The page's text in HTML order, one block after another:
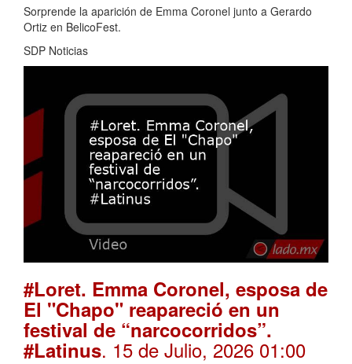
Sorprende la aparición de Emma Coronel junto a Gerardo
Ortiz en BelicoFest.
SDP Noticias
#Loret. Emma Coronel, esposa de
El "Chapo" reapareció en un
festival de “narcocorridos”.
#Latinus. 15 de Julio, 2026 01:00